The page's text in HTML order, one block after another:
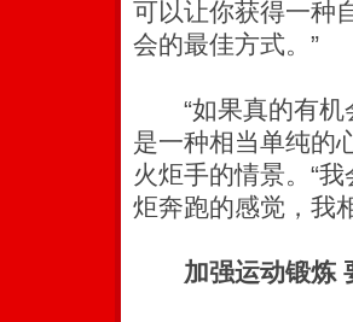
可以让你获得一种
会的最佳方式。”
“如果真的有机
是一种相当单纯的
火炬手的情景。“
炬奔跑的感觉，我
加强运动锻炼